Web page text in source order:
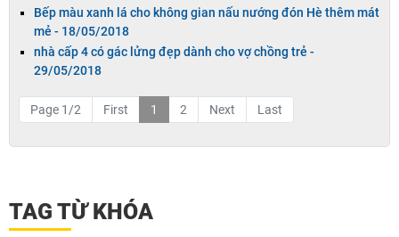
Bếp màu xanh lá cho không gian nấu nướng đón Hè thêm mát
mẻ - 18/05/2018
nhà cấp 4 có gác lửng đẹp dành cho vợ chồng trẻ -
29/05/2018
Page 1/2 First 1 2 Next Last
TAG TỪ KHÓA